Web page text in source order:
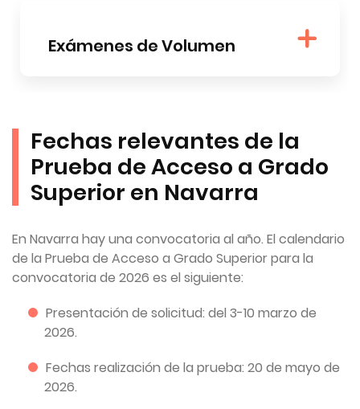
Exámenes de Volumen
Fechas relevantes de la
Prueba de Acceso a Grado
Superior en Navarra
En Navarra hay una convocatoria al año. El calendario
de la Prueba de Acceso a Grado Superior para la
convocatoria de 2026 es el siguiente:
Presentación de solicitud: del 3-10 marzo de
2026.
Fechas realización de la prueba: 20 de mayo de
2026.